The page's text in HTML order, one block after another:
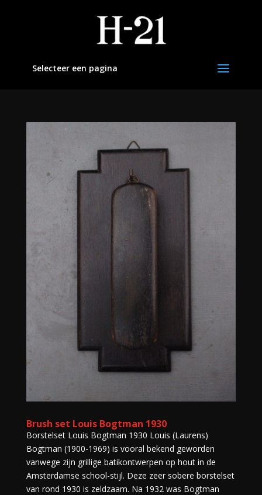
Selecteer een pagina
Brush set Louis Bogtman 1930
Borstelset Louis Bogtman 1930 Louis (Laurens)
Bogtman (1900-1969) is vooral bekend geworden
vanwege zijn grillige batikontwerpen op hout in de
Amsterdamse school-stijl. Deze zeer sobere borstelset
van rond 1930 is zeldzaam. Na 1932 was Bogtman